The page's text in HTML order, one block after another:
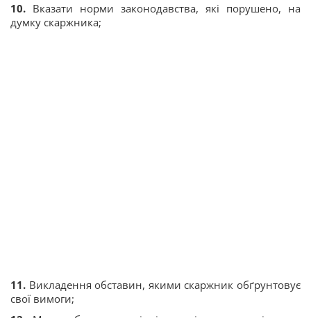
10. Вказати норми законодавства, які порушено, на
думку скаржника;
11. Викладення обставин, якими скаржник обґрунтовує
свої вимоги;